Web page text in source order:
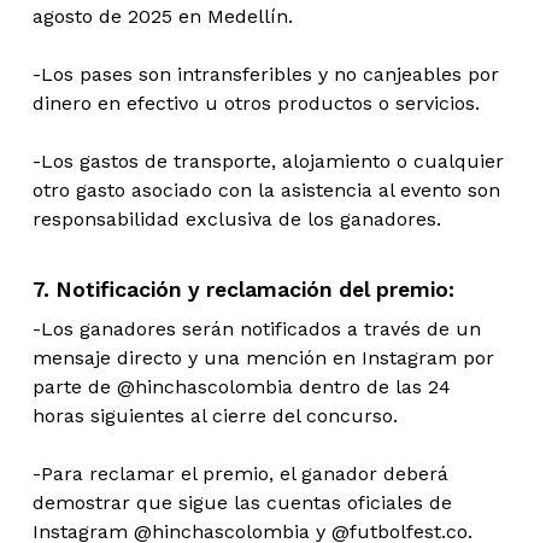
agosto de 2025 en Medellín.
-Los pases son intransferibles y no canjeables por
dinero en efectivo u otros productos o servicios.
-Los gastos de transporte, alojamiento o cualquier
otro gasto asociado con la asistencia al evento son
responsabilidad exclusiva de los ganadores.
7. Notificación y reclamación del premio:
-Los ganadores serán notificados a través de un
mensaje directo y una mención en Instagram por
parte de @hinchascolombia dentro de las 24
horas siguientes al cierre del concurso.
-Para reclamar el premio, el ganador deberá
demostrar que sigue las cuentas oficiales de
Instagram @hinchascolombia y @futbolfest.co.